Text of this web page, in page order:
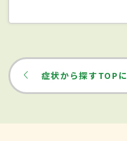
症状から探すTOP